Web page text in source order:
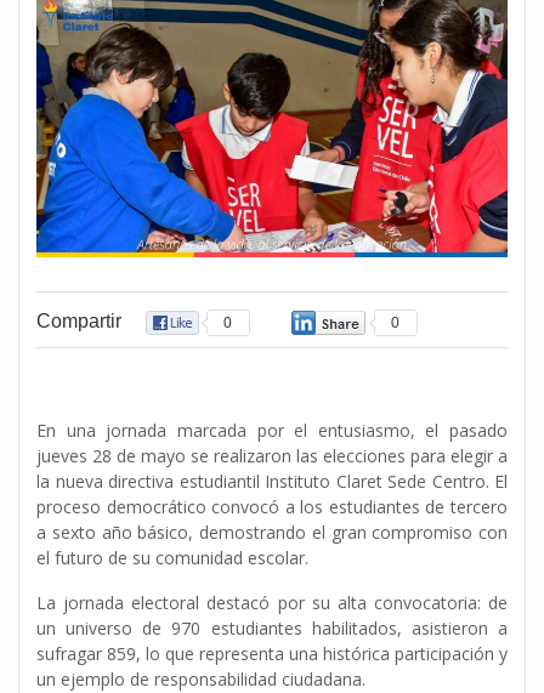
Compartir 0 0
En una jornada marcada por el entusiasmo, el pasado
jueves 28 de mayo se realizaron las elecciones para elegir a
la nueva directiva estudiantil Instituto Claret Sede Centro. El
proceso democrático convocó a los estudiantes de tercero
a sexto año básico, demostrando el gran compromiso con
el futuro de su comunidad escolar.
La jornada electoral destacó por su alta convocatoria: de
un universo de 970 estudiantes habilitados, asistieron a
sufragar 859, lo que representa una histórica participación y
un ejemplo de responsabilidad ciudadana.